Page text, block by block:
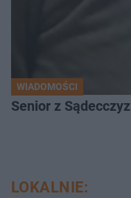
WIADOMOŚCI
Senior z
LOKALNIE: